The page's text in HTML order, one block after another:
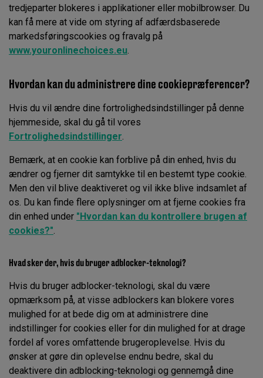
tredjeparter blokeres i applikationer eller mobilbrowser. Du
kan få mere at vide om styring af adfærdsbaserede
markedsføringscookies og fravalg på
www.youronlinechoices.eu
Hvordan kan du administrere dine cookiepræferencer?
Hvis du vil ændre dine fortrolighedsindstillinger på denne
hjemmeside, skal du gå til vores
Fortrolighedsindstillinger
Bemærk, at en cookie kan forblive på din enhed, hvis du
ændrer og fjerner dit samtykke til en bestemt type cookie.
Men den vil blive deaktiveret og vil ikke blive indsamlet af
os. Du kan finde flere oplysninger om at fjerne cookies fra
din enhed under "Hvordan kan du kontrollere brugen af
cookies?"
Hvad sker der, hvis du bruger adblocker-teknologi?
Hvis du bruger adblocker-teknologi, skal du være
opmærksom på, at visse adblockers kan blokere vores
mulighed for at bede dig om at administrere dine
indstillinger for cookies eller for din mulighed for at drage
fordel af vores omfattende brugeroplevelse. Hvis du
ønsker at gøre din oplevelse endnu bedre, skal du
deaktivere din adblocking-teknologi og gennemgå dine